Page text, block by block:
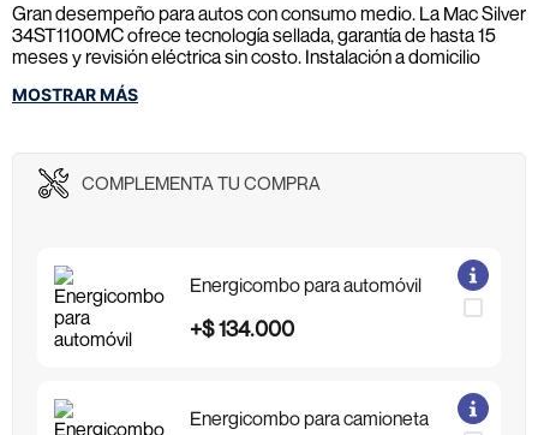
Gran desempeño para autos con consumo medio. La Mac Silver
34ST1100MC ofrece tecnología sellada, garantía de hasta 15
meses y revisión eléctrica sin costo. Instalación a domicilio
GRATIS. ¡Haz tu pedido ahora mismo!
El precio publicado incluye un bono de descuento por tu batería
MOSTRAR MÁS
COMPLEMENTA TU COMPRA
Energicombo para automóvil
+$134.000
Energicombo para camioneta